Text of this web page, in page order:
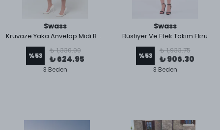
Swass
Kruvaze Yaka Anvelop Midi Boy Elbise
%53
₺ 1,330.00
₺ 624.95
3 Beden
Swass
Büstiyer Ve Etek Takım Ekru
%53
₺ 1,933.75
₺ 906.30
3 Beden